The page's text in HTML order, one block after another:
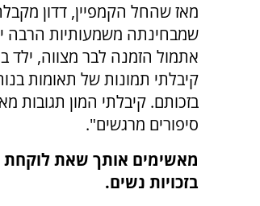
מאז שהחל הקמפיין, דדון
שמבחינתה משמעותיות הרבה
קיבלתי תמונות של תאומות
בזכותם. קיבלתי המון תגובות
סיפורים מרגשים".
מאשימים אותך שאת לוקחת
בזכויות נשים.